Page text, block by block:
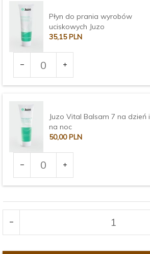
Płyn do prania wyrobów
uciskowych Juzo
35,15 PLN
dla
produktu
3373
Juzo Vital Balsam 7 na dzień i
na noc
50,00 PLN
dla
produktu
3375